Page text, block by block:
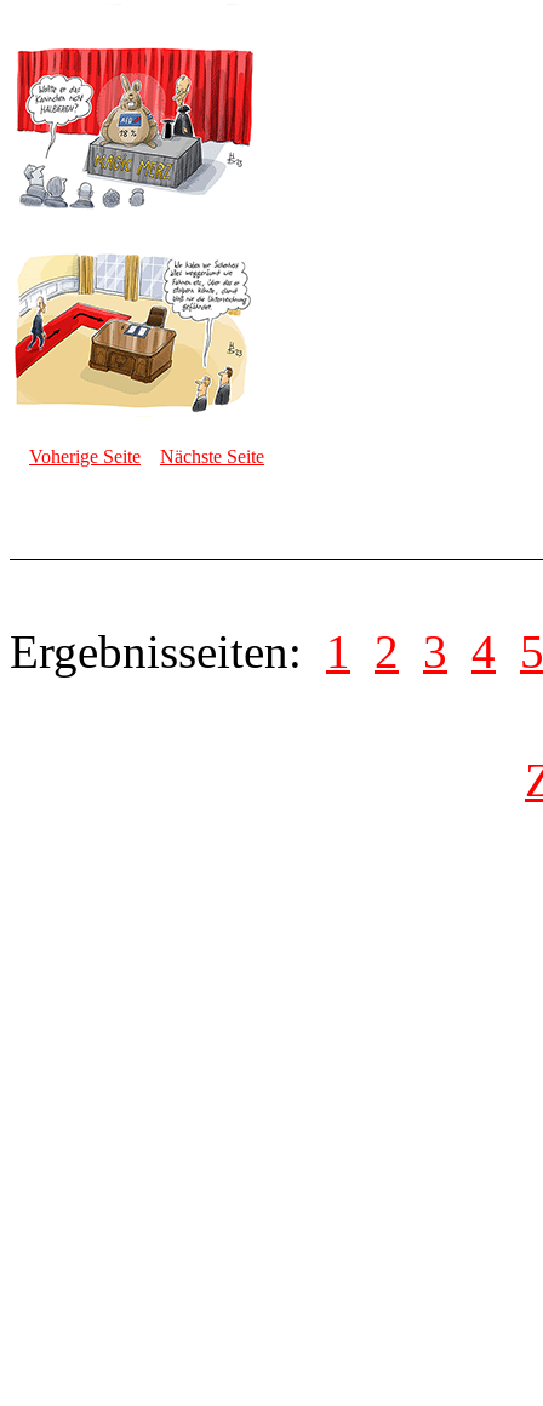
Voherige Seite Nächste Seite
Ergebnisseiten: 1 2 3 4 5